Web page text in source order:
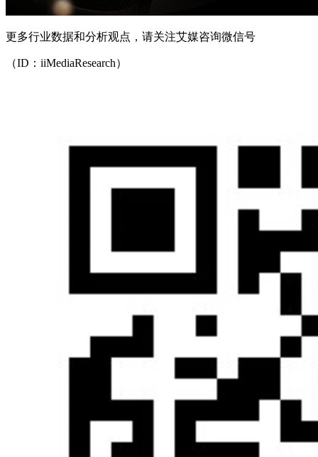
更多行业数据和分析观点，请关注艾媒咨询微信号
（ID：iiMediaResearch）